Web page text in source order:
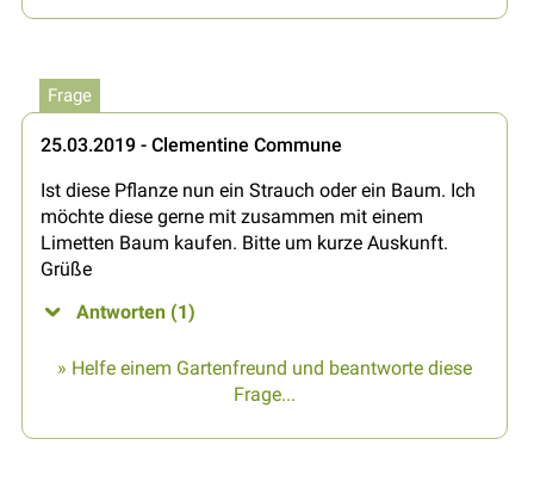
Frage
25.03.2019 - Clementine Commune
Ist diese Pflanze nun ein Strauch oder ein Baum. Ich
möchte diese gerne mit zusammen mit einem
Limetten Baum kaufen. Bitte um kurze Auskunft.
Grüße
Antworten (1)
» Helfe einem Gartenfreund und beantworte diese
Frage...